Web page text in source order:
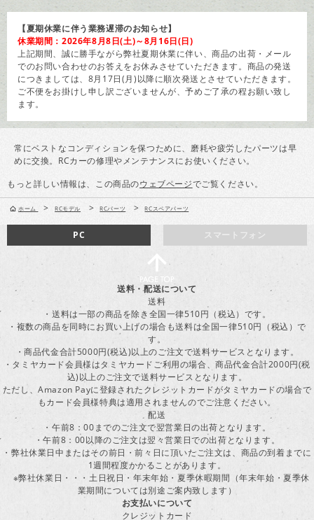
【夏期休業に伴う業務遅滞のお知らせ】
休業期間：2026年8月8日(土)～8月16日(日)
上記期間、誠に勝手ながら弊社夏期休業に伴い、商品の出荷・メール
でのお問い合わせのお答えをお休みさせていただきます。商品の発送
につきましては、8月17日(月)以降に順次発送とさせていただきます。
ご不便をお掛けし申し訳ございませんが、予めご了承の程お願い致し
ます。
常にベストなコンディションを保つために、磨耗や疲労したパーツは早
めに交換。RCカーの修理やメンテナンスにお使いください。
もっと詳しい情報は、この商品のウェブページでご覧ください。
ホーム > RCモデル > RCパーツ > RCスペアパーツ
スマートフォン
PC
送料・配送について
送料
・送料は一部の商品を除き全国一律510円（税込）です。
・複数の商品を同時にお買い上げの場合も送料は全国一律510円（税込）で
す。
・商品代金合計5000円(税込)以上のご注文で送料サービスとなります。
・タミヤカード会員様はタミヤカードご利用の場合、商品代金合計2000円(税
込)以上のご注文で送料サービスとなります。
ただし、Amazon Payに登録されたクレジットカードがタミヤカードの場合で
もカード会員様特典は適用されませんのでご注意ください。
配送
・午前8：00までのご注文で翌営業日の出荷となります。
・午前8：00以降のご注文は翌々営業日での出荷となります。
・弊社休業日中またはその前日・前々日に頂いたご注文は、商品の到着までに
1週間程度かかることがあります。
※弊社休業日・・・土日祝日・年末年始・夏季休暇期間（年末年始・夏季休
業期間については別途ご案内致します）
お支払いについて
クレジットカード